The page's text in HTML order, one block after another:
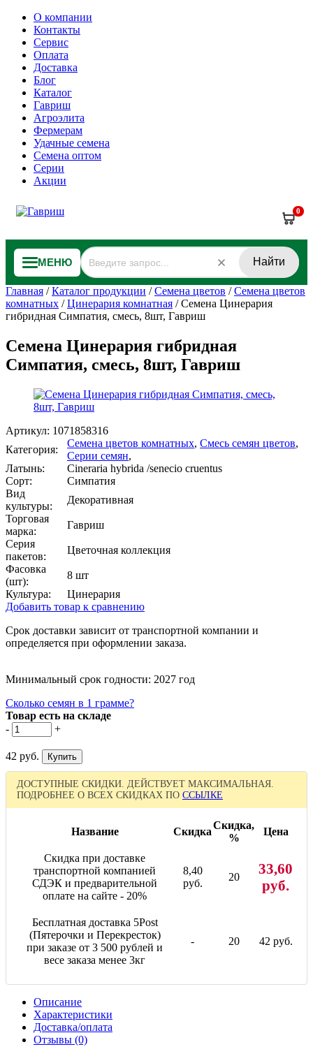
О компании
Контакты
Сервис
Оплата
Доставка
Блог
Каталог
Гавриш
Агроэлита
Фермерам
Удачные семена
Семена оптом
Серии
Акции
0
МЕНЮ Найти
Главная /Каталог продукции /Семена цветов /Семена цветов
комнатных /Цинерария комнатная /Семена Цинерария
гибридная Симпатия, смесь, 8шт, Гавриш
Семена Цинерария гибридная
Симпатия, смесь, 8шт, Гавриш
Артикул: 1071858316
Категория:
Семена цветов комнатных, Смесь семян цветов,
Серии семян,
Латынь:
Cineraria hybrida /senecio cruentus
Сорт:
Симпатия
Вид
культуры:
Декоративная
Торговая
марка:
Гавриш
Серия
пакетов:
Цветочная коллекция
Фасовка
(шт):
8 шт
Культура:
Цинерария
Добавить товар к сравнению
Срок доставки зависит от транспортной компании и
определяется при оформлении заказа.
Минимальный срок годности: 2027 год
Сколько семян в 1 грамме?
Товар есть на складе
-
+
42 руб.
ДОСТУПНЫЕ СКИДКИ. ДЕЙСТВУЕТ МАКСИМАЛЬНАЯ.
ПОДРОБНЕЕ О ВСЕХ СКИДКАХ ПО ССЫЛКЕ
Название Скидка
Скидка,
%
Цена
Скидка при доставке
транспортной компанией
СДЭК и предварительной
оплате на сайте - 20%
8,40
руб.
20
33,60
руб.
Бесплатная доставка 5Post
(Пятерочки и Перекресток)
при заказе от 3 500 рублей и
весе заказа менее 3кг
- 20 42 руб.
Описание
Характеристики
Доставка/оплата
Отзывы (0)